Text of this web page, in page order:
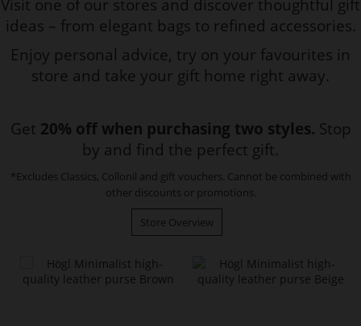
Visit one of our stores and discover thoughtful gift
ideas – from elegant bags to refined accessories.
Enjoy personal advice, try on your favourites in
store and take your gift home right away.
Get 20% off when purchasing two styles. Stop
by and find the perfect gift.
*Excludes Classics, Collonil and gift vouchers. Cannot be combined with
other discounts or promotions.
Store Overview